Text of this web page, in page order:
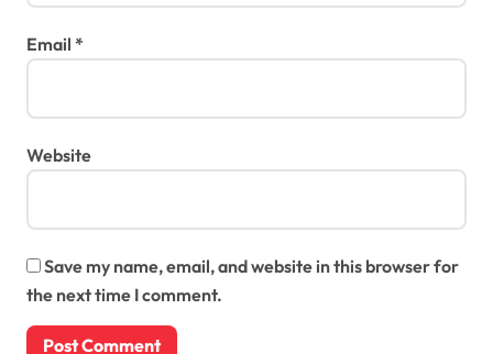
Email *
Website
Save my name, email, and website in this browser for
the next time I comment.